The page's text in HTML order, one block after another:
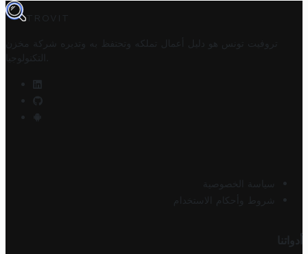
TROVIT
تروفيت تونس هو دليل أعمال تملكه وتحتفظ به وتديره
شركة مخزن
التكنولوجيا
سياسة الخصوصية
شروط وأحكام الاستخدام
أدواتنا